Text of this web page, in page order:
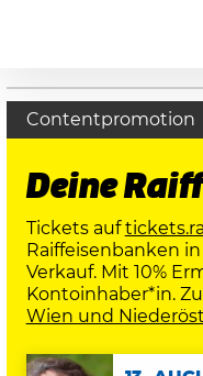
Contentpromotion
Deine
Tickets auf
Raiffeisenbanken
Verkauf. Mit 10%
Kontoinhaber*in.
Wien und